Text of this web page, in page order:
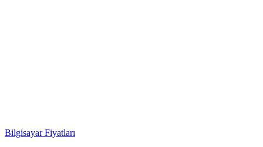
Bilgisayar Fiyatları